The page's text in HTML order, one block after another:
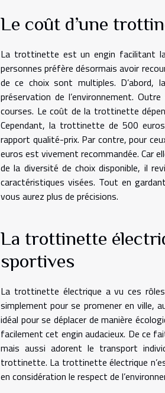
Le coût d’une
La trottinette est un engin facilitant
personnes préfère désormais avoir
de ce choix sont multiples.
préservation de l’environnement.
courses. Le coût de la trottinette
Cependant, la trottinette de 500
rapport qualité-prix. Par contre, pour
euros est vivement recommandée. Car
de la diversité de choix disponible, il
caractéristiques visées. Tout en
vous aurez plus de précisions.
La trottinette
sportives
La trottinette électrique a vu ces
simplement pour se promener en ville,
idéal pour se déplacer de manière
facilement cet engin audacieux. De ce
mais aussi adorent le transport
trottinette. La trottinette électrique
en considération le respect de